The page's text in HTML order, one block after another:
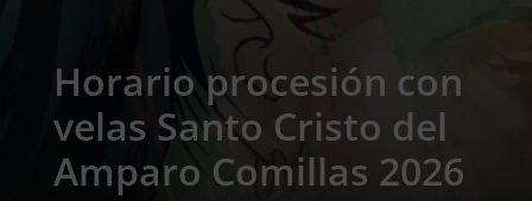
Horario procesión con
velas Santo Cristo del
Amparo Comillas 2026